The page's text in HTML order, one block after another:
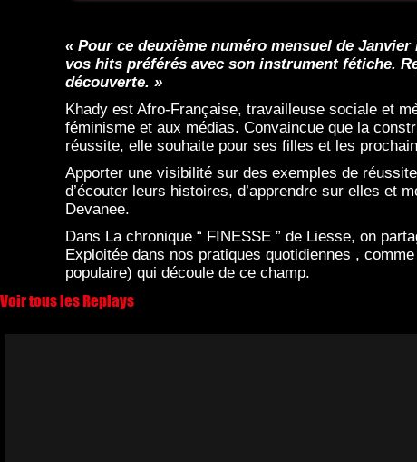
« Pour ce deuxième numéro mensuel de
vos hits préférés avec son instrument fétiche.
découverte. »
Khady est Afro-Française, travailleuse sociale et
féminisme et aux médias. Convaincue que la
réussite, elle souhaite pour ses filles et les
Apporter une visibilité sur des exemples de
d’écouter leurs histoires, d’apprendre sur elles et
Devanee.
Dans La chronique “ FINESSE ” de Liesse, on
Exploitée dans nos pratiques quotidiennes ,
populaire) qui découle de ce champ.
Voir tous les Replays